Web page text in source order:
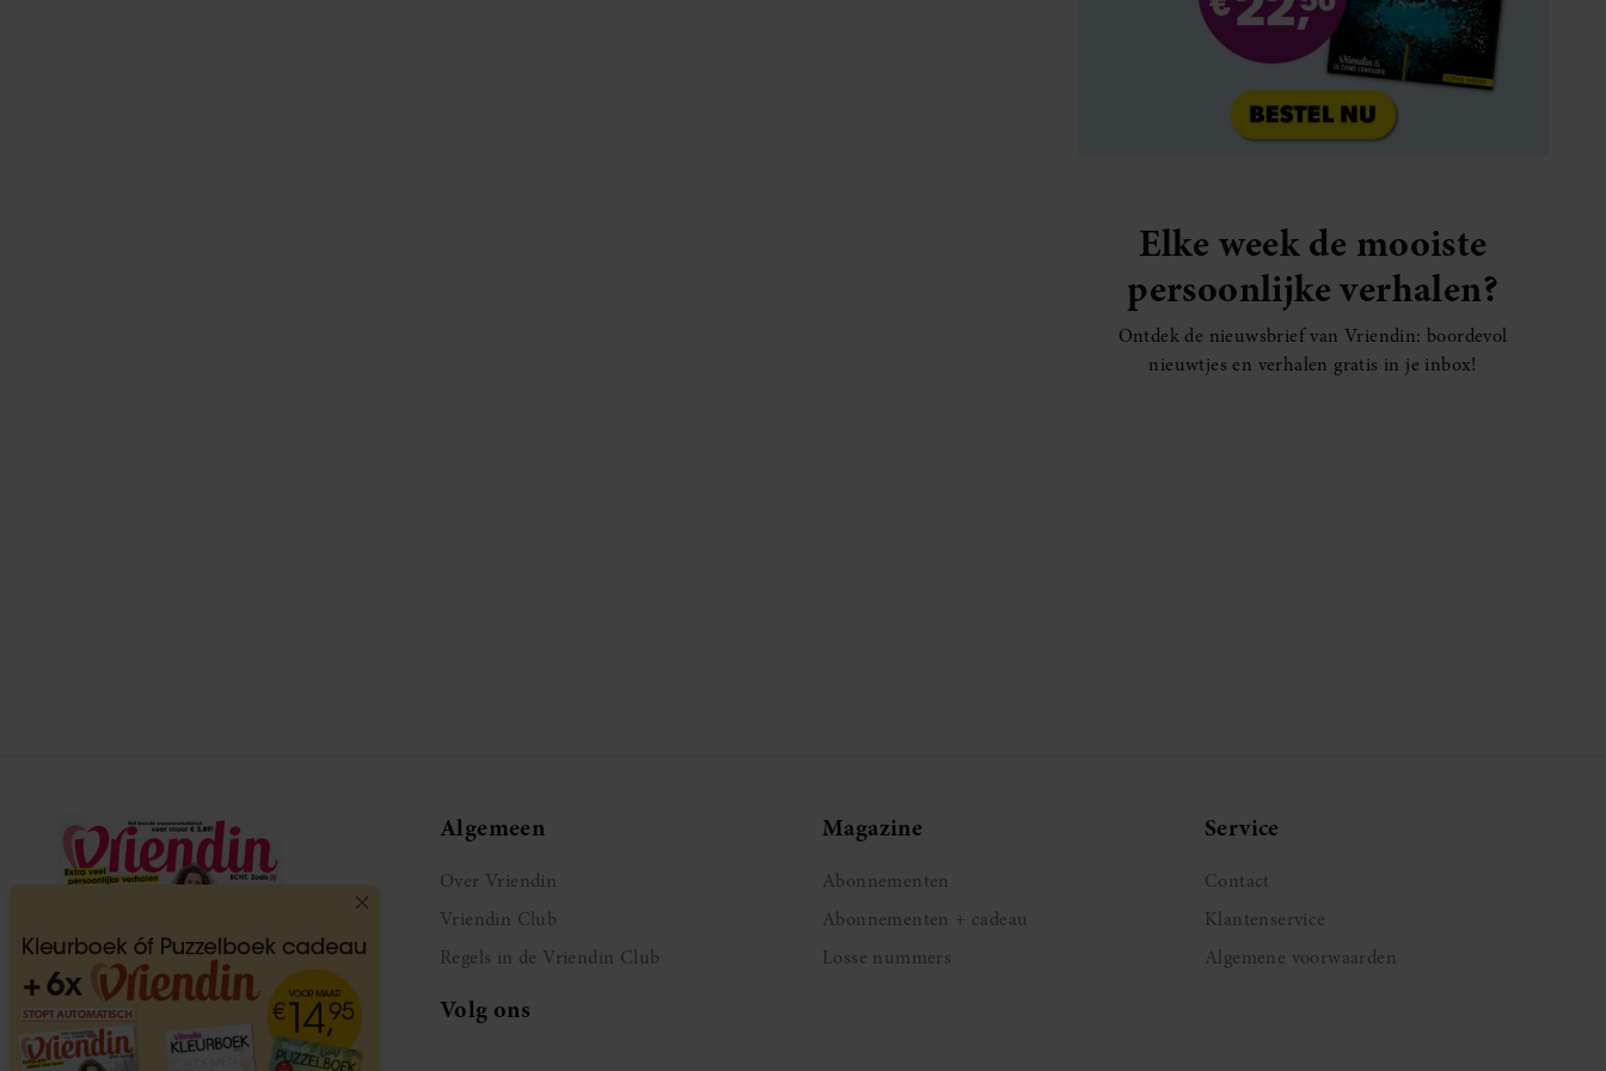
Elke week de mooiste
persoonlijke verhalen?
Ontdek de nieuwsbrief van Vriendin: boordevol
nieuwtjes en verhalen gratis in je inbox!
Algemeen
Over Vriendin
Vriendin Club
Regels in de Vriendin Club
Volg ons
Magazine
Abonnementen
Abonnementen + cadeau
Losse nummers
Service
Contact
Klantenservice
Algemene voorwaarden